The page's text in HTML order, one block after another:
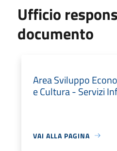
Ufficio
documento
Area Sviluppo
e Cultura - Servizi
VAI ALLA PAGINA